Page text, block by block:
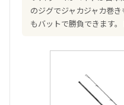
のジグでジャカジャカ巻
もバットで勝負できます。